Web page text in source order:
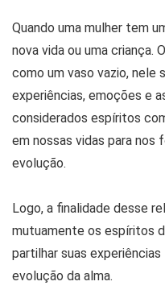
Quando uma mulher tem
nova vida ou uma criança.
como um vaso vazio, nele
experiências, emoções e
considerados espíritos
em nossas vidas para nos
evolução.
Logo, a finalidade desse
mutuamente os espíritos
partilhar suas
evolução da alma.